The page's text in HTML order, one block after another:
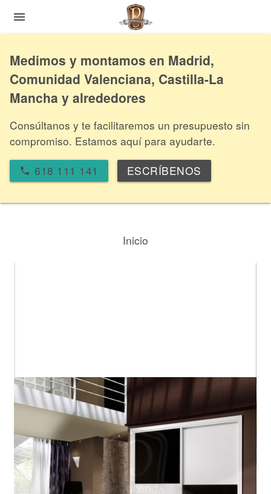
menu
Medimos y montamos en Madrid,
Comunidad Valenciana, Castilla-La
Mancha y alrededores
Consúltanos y te facilitaremos un presupuesto sin
compromiso. Estamos aquí para ayudarte.
local_phone 618 111 141 ESCRÍBENOS
Inicio